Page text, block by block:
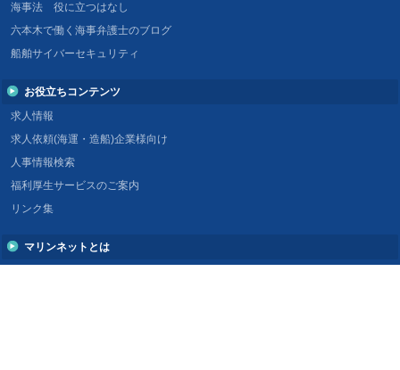
海事法 役に立つはなし
六本木で働く海事弁護士のブログ
船舶サイバーセキュリティ
お役立ちコンテンツ
求人情報
求人依頼(海運・造船)企業様向け
人事情報検索
福利厚生サービスのご案内
リンク集
マリンネットとは